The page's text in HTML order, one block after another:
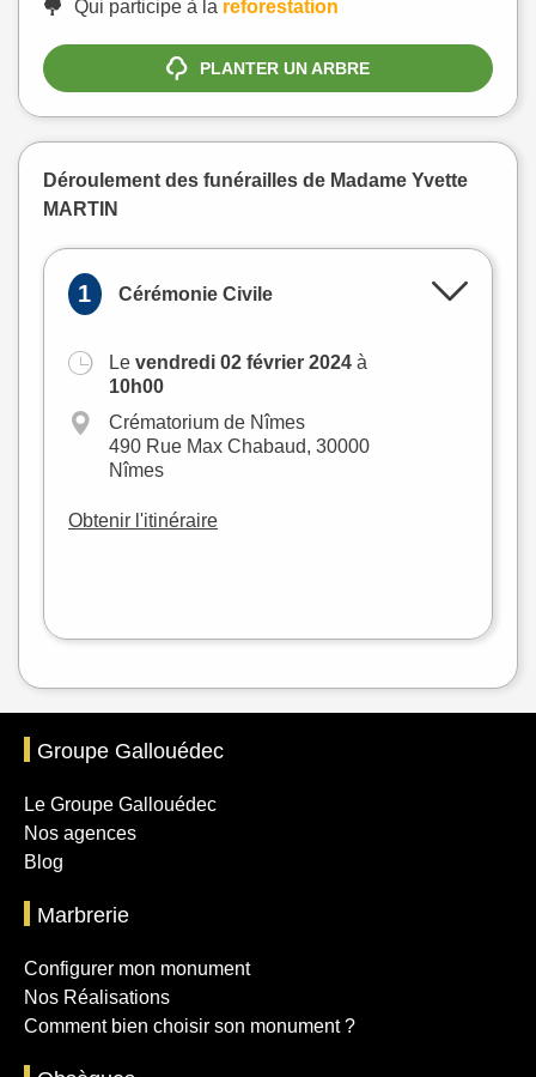
Qui participe à la reforestation
PLANTER UN ARBRE
Déroulement des funérailles de Madame Yvette
MARTIN
1 Cérémonie Civile
Le vendredi 02 février 2024 à
10h00
Crématorium de Nîmes
490 Rue Max Chabaud, 30000
Nîmes
Obtenir l'itinéraire
Groupe Gallouédec
Le Groupe Gallouédec
Nos agences
Blog
Marbrerie
Configurer mon monument
Nos Réalisations
Comment bien choisir son monument ?